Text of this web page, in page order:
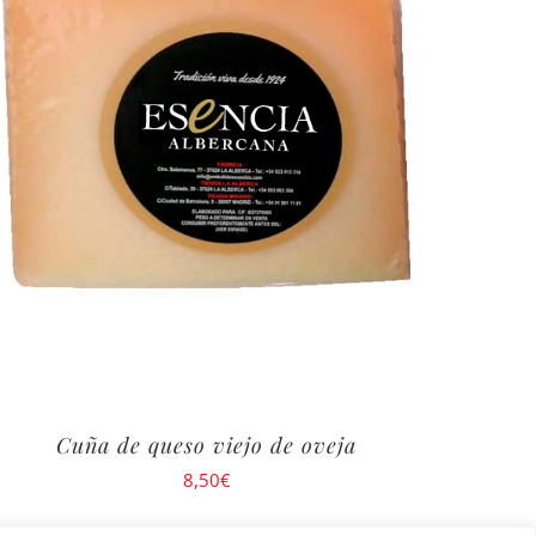
Cuña de queso viejo de oveja
8,50€